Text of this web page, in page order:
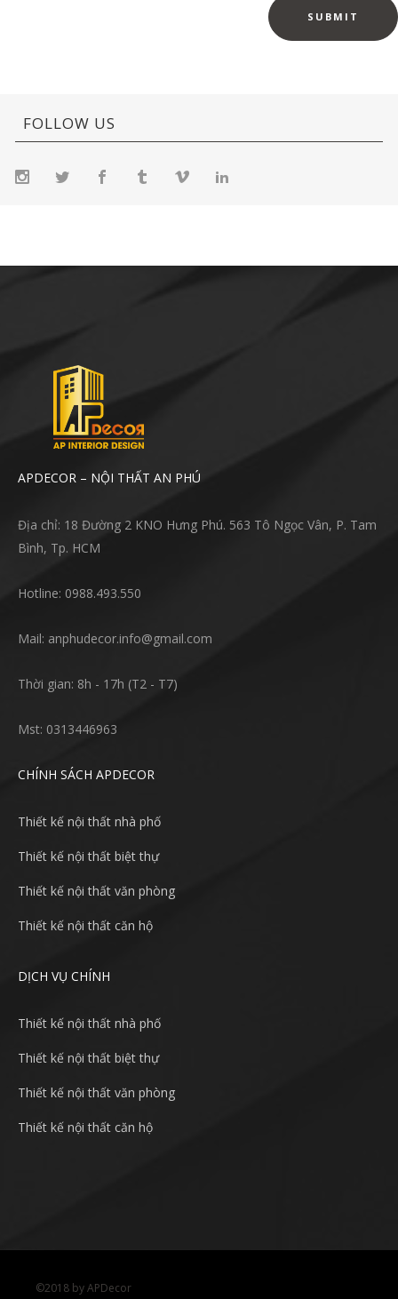
FOLLOW US
APDECOR – NỘI THẤT AN PHÚ
Địa chỉ: 18 Đường 2 KNO Hưng Phú. 563 Tô Ngọc Vân, P. Tam
Bình, Tp. HCM
Hotline: 0988.493.550
Mail: anphudecor.info@gmail.com
Thời gian: 8h - 17h (T2 - T7)
Mst: 0313446963
CHÍNH SÁCH APDECOR
Thiết kế nội thất nhà phố
Thiết kế nội thất biệt thự
Thiết kế nội thất văn phòng
Thiết kế nội thất căn hộ
DỊCH VỤ CHÍNH
Thiết kế nội thất nhà phố
Thiết kế nội thất biệt thự
Thiết kế nội thất văn phòng
Thiết kế nội thất căn hộ
©2018 by APDecor